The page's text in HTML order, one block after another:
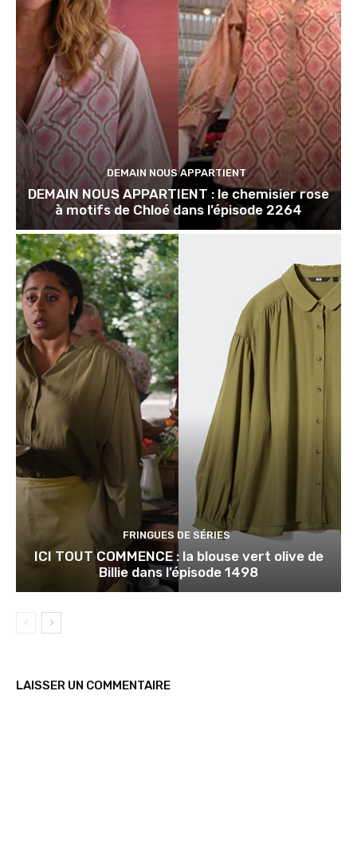
DEMAIN NOUS APPARTIENT
DEMAIN NOUS APPARTIENT : le chemisier rose
à motifs de Chloé dans l’épisode 2264
FRINGUES DE SÉRIES
ICI TOUT COMMENCE : la blouse vert olive de
Billie dans l’épisode 1498
LAISSER UN COMMENTAIRE